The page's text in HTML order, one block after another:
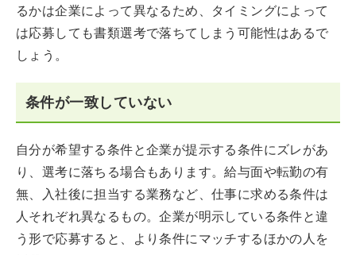
るかは企業によって異なるため、タイミングによって
は応募しても書類選考で落ちてしまう可能性はあるで
しょう。
条件が一致していない
自分が希望する条件と企業が提示する条件にズレがあ
り、選考に落ちる場合もあります。給与面や転勤の有
無、入社後に担当する業務など、仕事に求める条件は
人それぞれ異なるもの。企業が明示している条件と違
う形で応募すると、より条件にマッチするほかの人を